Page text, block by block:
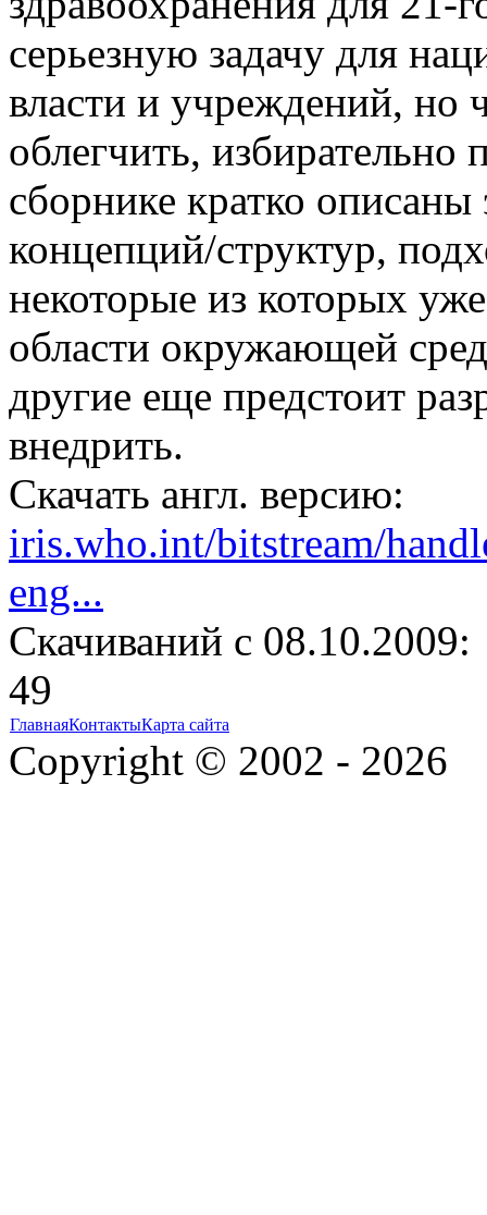
серьезную задачу для
власти и учреждений, но
облегчить, избирательно
сборнике кратко
концепций/структур,
некоторые из которых
области окружающей
другие еще предстоит
внедрить.
Скачать англ. версию:
iris.who.int/bitstream/
eng...
Cкачиваний с 08.10.2009:
49
ГлавнаяКонтактыКарта сайта
Copyright © 2002 - 2026